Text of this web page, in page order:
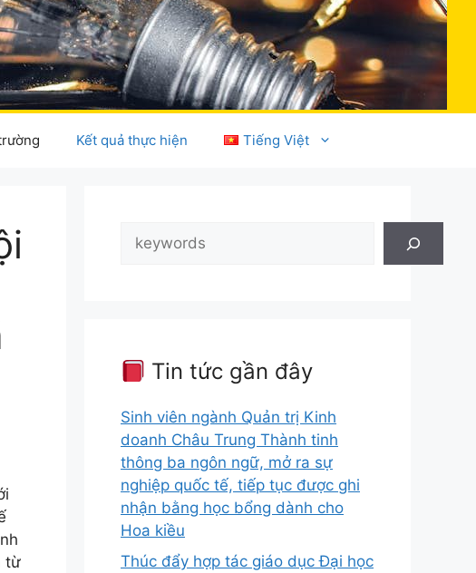
Kết quả thực hiện Tiếng Việt
từ
Tìm
kiếm
Tin tức gần đây
Sinh viên ngành Quản trị Kinh
doanh Châu Trung Thành tinh
thông ba ngôn ngữ, mở ra sự
nghiệp quốc tế, tiếp tục được ghi
nhận bằng học bổng dành cho
Hoa kiều
Thúc đẩy hợp tác giáo dục Đại học